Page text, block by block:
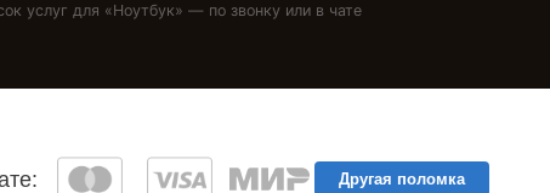
услуг для «Ноутбук» — по звонку или в чате
Другая поломка